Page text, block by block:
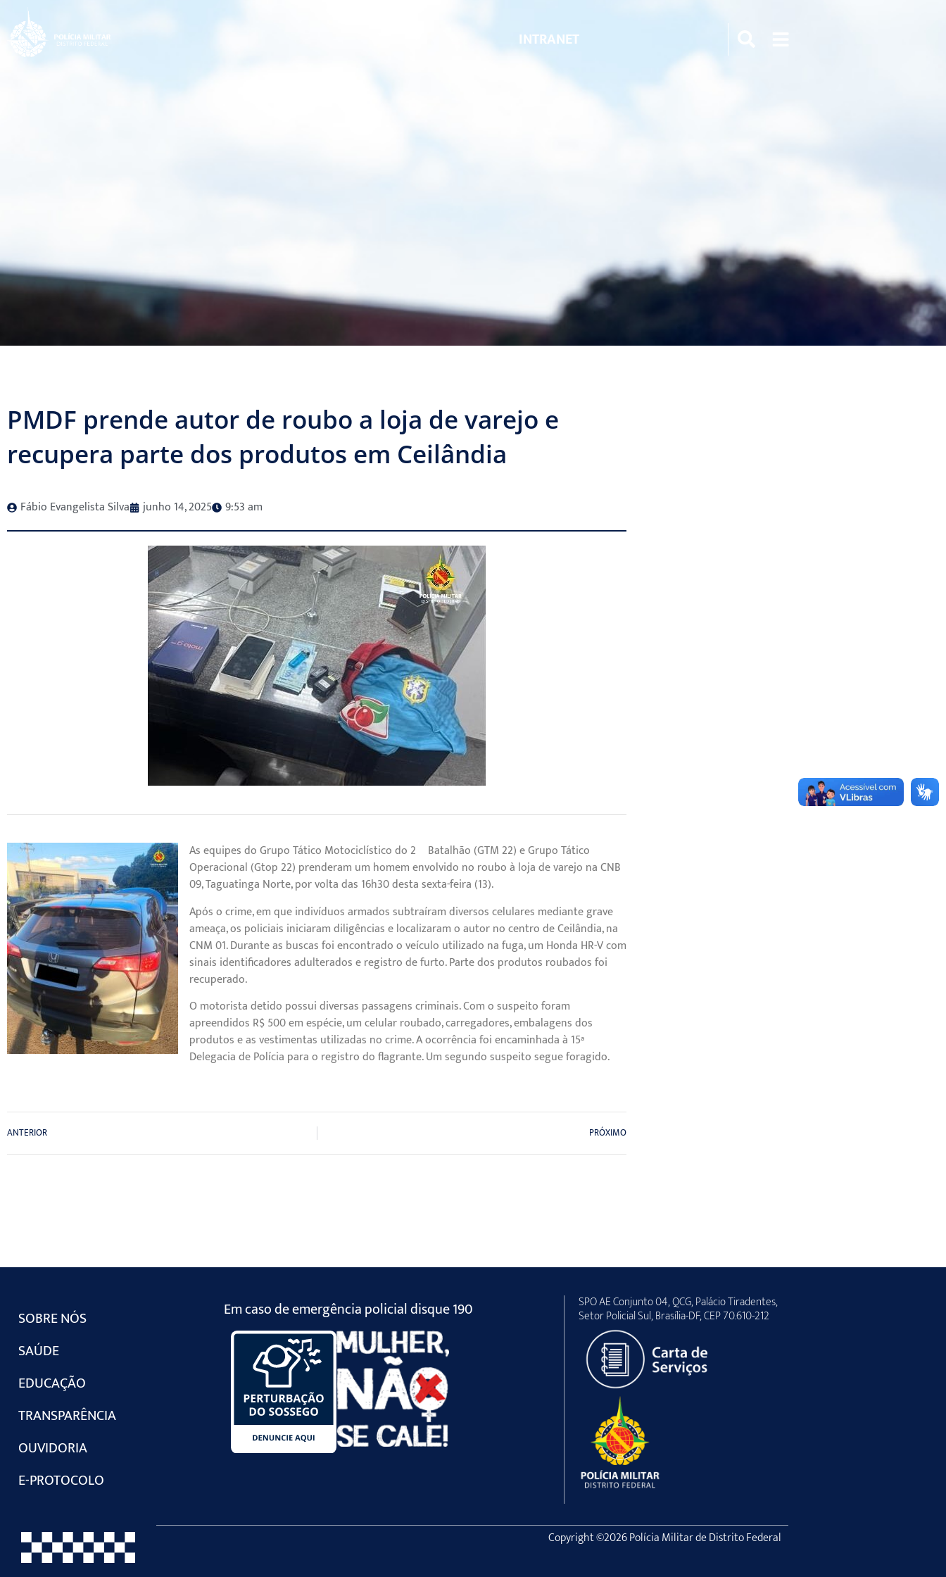
INTRANET
PMDF prende autor de roubo a loja de varejo e
recupera parte dos produtos em Ceilândia
Fábio Evangelista Silva junho 14, 2025 9:53 am
As equipes do Grupo Tático Motociclístico do 2º Batalhão (GTM 22) e Grupo Tático
Operacional (Gtop 22) prenderam um homem envolvido no roubo à loja de varejo na CNB
09, Taguatinga Norte, por volta das 16h30 desta sexta-feira (13).
Após o crime, em que indivíduos armados subtraíram diversos celulares mediante grave
ameaça, os policiais iniciaram diligências e localizaram o autor no centro de Ceilândia, na
CNM 01. Durante as buscas foi encontrado o veículo utilizado na fuga, um Honda HR-V com
sinais identificadores adulterados e registro de furto. Parte dos produtos roubados foi
recuperado.
O motorista detido possui diversas passagens criminais. Com o suspeito foram
apreendidos R$ 500 em espécie, um celular roubado, carregadores, embalagens dos
produtos e as vestimentas utilizadas no crime. A ocorrência foi encaminhada à 15ª
Delegacia de Polícia para o registro do flagrante. Um segundo suspeito segue foragido.
ANTERIOR PRÓXIMO
SOBRE NÓS
SAÚDE
EDUCAÇÃO
TRANSPARÊNCIA
OUVIDORIA
E-PROTOCOLO
Em caso de emergência policial disque 190 SPO AE Conjunto 04, QCG, Palácio Tiradentes,
Setor Policial Sul, Brasília-DF, CEP 70.610-212
Copyright ©2026 Polícia Militar de Distrito Federal